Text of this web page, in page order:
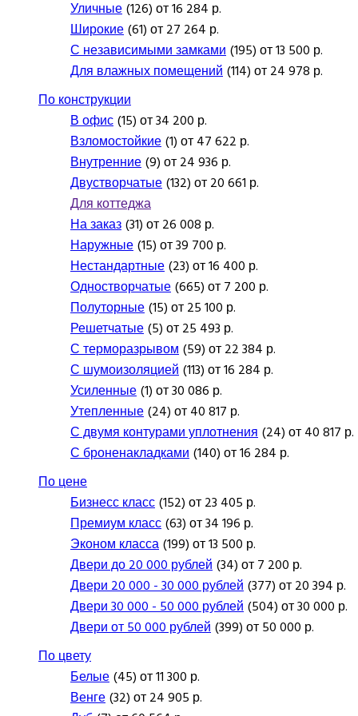
Уличные(126) от 16 284 р.
Широкие(61) от 27 264 р.
С независимыми замками(195) от 13 500 р.
Для влажных помещений(114) от 24 978 р.
По конструкции
В офис(15) от 34 200 р.
Взломостойкие(1) от 47 622 р.
Внутренние(9) от 24 936 р.
Двустворчатые(132) от 20 661 р.
Для коттеджа
На заказ(31) от 26 008 р.
Наружные(15) от 39 700 р.
Нестандартные(23) от 16 400 р.
Одностворчатые(665) от 7 200 р.
Полуторные(15) от 25 100 р.
Решетчатые(5) от 25 493 р.
С терморазрывом(59) от 22 384 р.
С шумоизоляцией(113) от 16 284 р.
Усиленные(1) от 30 086 р.
Утепленные(24) от 40 817 р.
С двумя контурами уплотнения(24) от 40 817 р.
С броненакладками(140) от 16 284 р.
По цене
Бизнесс класс(152) от 23 405 р.
Премиум класс(63) от 34 196 р.
Эконом класса(199) от 13 500 р.
Двери до 20 000 рублей(34) от 7 200 р.
Двери 20 000 - 30 000 рублей(377) от 20 394 р.
Двери 30 000 - 50 000 рублей(504) от 30 000 р.
Двери от 50 000 рублей(399) от 50 000 р.
По цвету
Белые(45) от 11 300 р.
Венге(32) от 24 905 р.